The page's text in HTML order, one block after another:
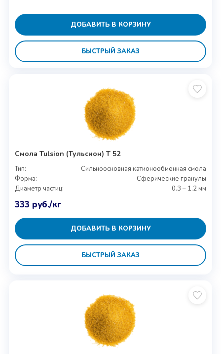
ДОБАВИТЬ В КОРЗИНУ
БЫСТРЫЙ ЗАКАЗ
Смола Tulsion (Тульсион) T 52
Тип:
Сильноосновная катионообменная смола
Форма:
Сферические гранулы
Диаметр частиц:
0.3 – 1.2 мм
333 руб./кг
ДОБАВИТЬ В КОРЗИНУ
БЫСТРЫЙ ЗАКАЗ